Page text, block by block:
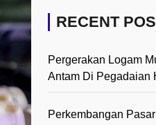
RECENT
Pergerakan Logam
Antam Di Pegadaian
Perkembangan